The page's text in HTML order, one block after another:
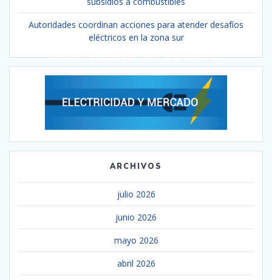
Autoridades coordinan acciones para atender desafíos
eléctricos en la zona sur
ARCHIVOS
julio 2026
junio 2026
mayo 2026
abril 2026